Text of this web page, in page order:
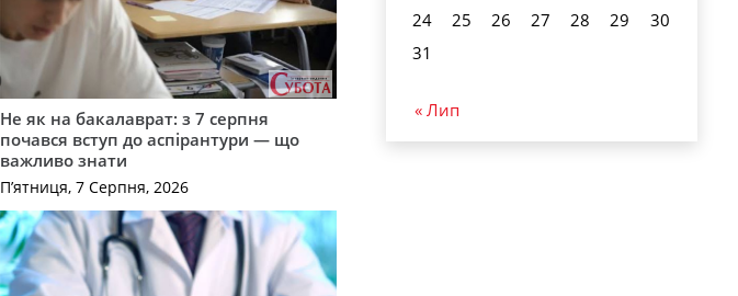
Не як на бакалаврат: з 7 серпня
почався вступ до аспірантури — що
важливо знати
П’ятниця, 7 Серпня, 2026
24
25 26 27 28 29
30
31
« Лип